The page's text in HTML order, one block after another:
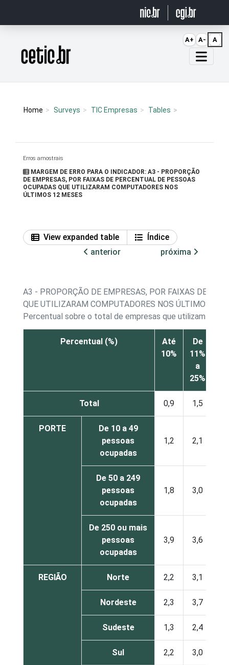
Página inicial
Home Surveys TIC Empresas Tables
Erros amostrais
MARGEM DE ERRO PARA O INDICADOR: A3 - PROPORÇÃO
DE EMPRESAS, POR FAIXAS DE PERCENTUAL DE PESSOAS
OCUPADAS QUE UTILIZARAM COMPUTADORES NOS
ÚLTIMOS 12 MESES
View expanded table
Índice
anterior
próxima
A3 - PROPORÇÃO DE EMPRESAS, POR FAIXAS DE
QUE UTILIZARAM COMPUTADORES NOS ÚLTIMOS 12
Percentual sobre o total de empresas que utilizam
Percentual (%)
Até
10%
De
11%
a
25%
Total 0,9 1,5
PORTE
De 10 a 49
pessoas
ocupadas
1,2 2,1
De 50 a 249
pessoas
ocupadas
1,8 3,0
De 250 ou mais
pessoas
ocupadas
3,9 3,6
REGIÃO Norte 2,2 3,1
Nordeste 2,3 3,7
Sudeste 1,3 2,4
Sul 2,2 3,0
A+ A- A